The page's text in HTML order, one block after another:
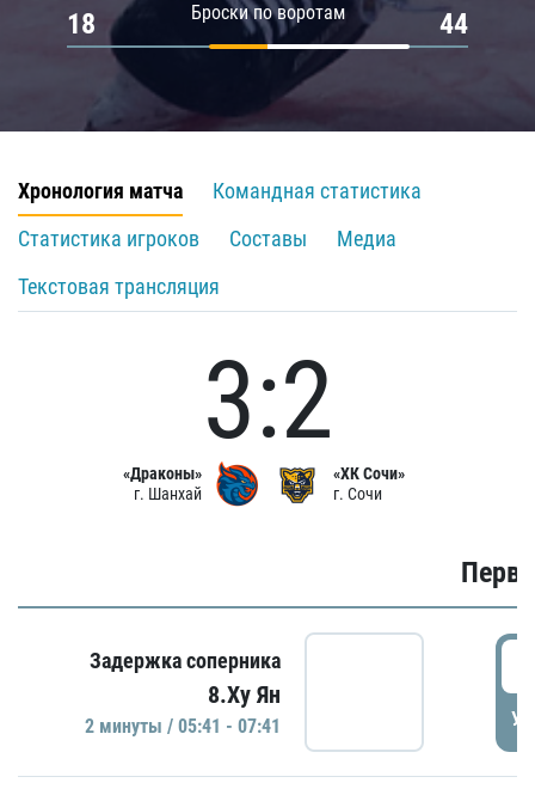
Броски по воротам
18 44
Хронология матча
Командная статистика
Статистика игроков
Составы
Медиа
Текстовая трансляция
«Драконы»
г. Шанхай
3:2
«ХК Сочи»
г. Сочи
Задержка соперника
8.Ху Ян
2 минуты / 05:41 - 07:41